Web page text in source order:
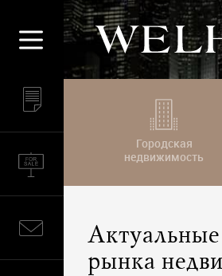
Городская
недвижимость
Актуальные
рынка